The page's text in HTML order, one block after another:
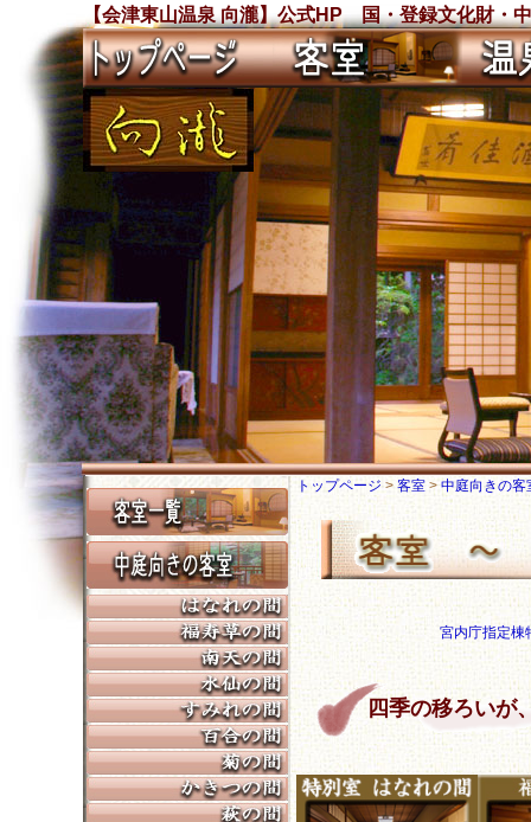
【会津東山温泉 向瀧】公式HP 国・登録文化財・
トップページ> 客室 >中庭向きの客
宮内庁指定棟
四季の移ろいが